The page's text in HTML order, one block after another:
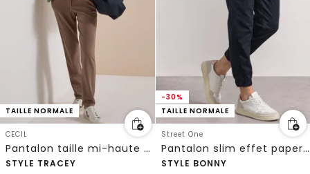
TAILLE NORMALE
CECIL
Pantalon taille mi-haute Slim Leg à jambes étroites, coupe décontractée
STYLE TRACEY
-30%
TAILLE NORMALE
Street One
Pantalon slim effet paper touch
STYLE BONNY